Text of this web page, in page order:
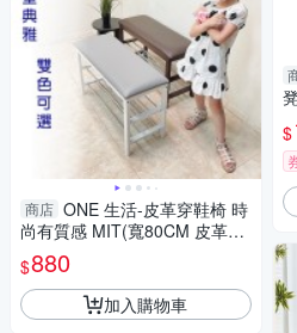
商店 ONE 生活-皮革穿鞋椅 時
尚有質感 MIT(寬80CM 皮革坐
墊) 灰/胡桃 雙色可選
$880
加入購物車
$